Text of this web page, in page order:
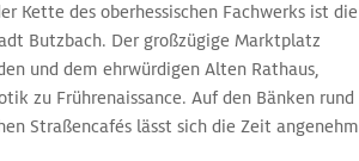
Kette des oberhessischen Fachwerks ist die
Butzbach. Der großzügige Marktplatz
und dem ehrwürdigen Alten Rathaus,
zu Frührenaissance. Auf den Bänken rund
Straßencafés lässt sich die Zeit angenehm